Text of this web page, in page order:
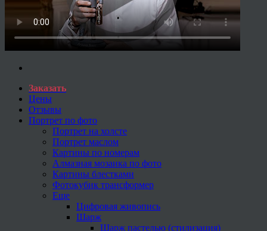
Заказать
Цены
Отзывы
Портрет по фото
Портрет на холсте
Портрет маслом
Картины по номерам
Алмазная мозаика по фото
Картины блестками
Фотокубик трансформер
Еще
Цифровая живопись
Шарж
Шарж пастелью (стилизация)